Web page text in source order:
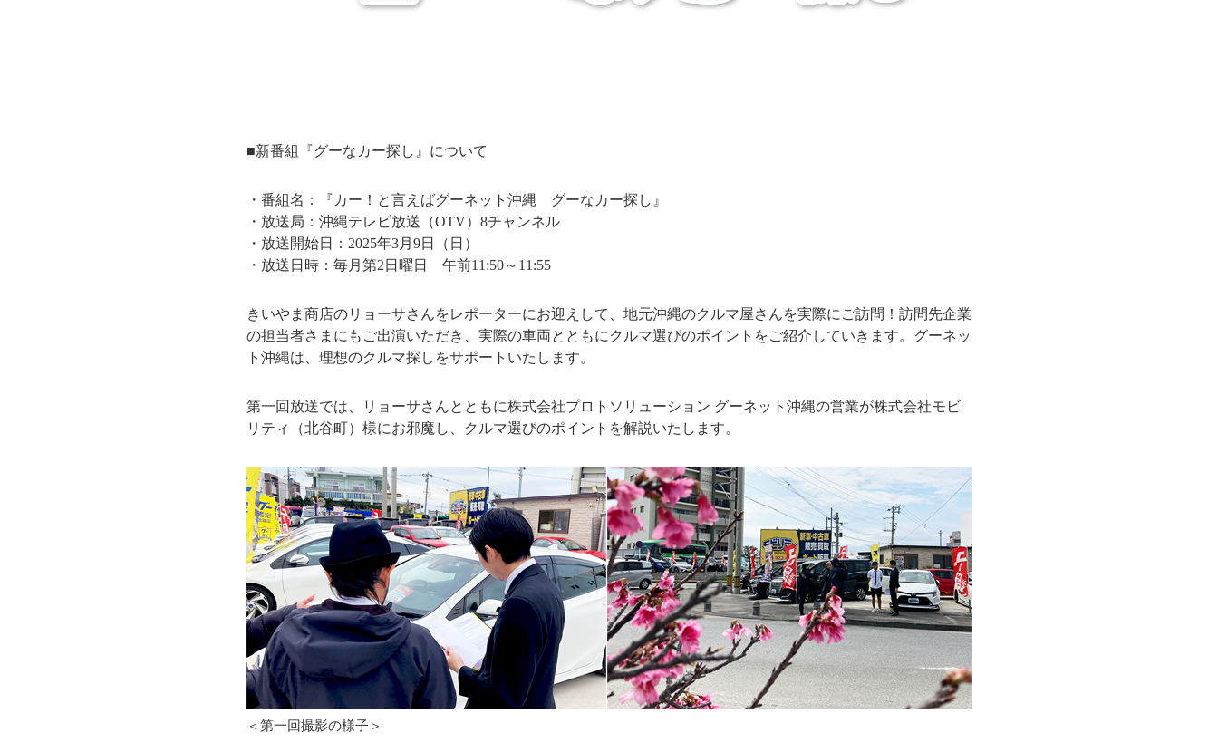
■新番組『グーなカー探し』について
・番組名：『カー！と言えばグーネット沖縄 グーなカー探し』
・放送局：沖縄テレビ放送（OTV）8チャンネル
・放送開始日：2025年3月9日（日）
・放送日時：毎月第2日曜日 午前11:50～11:55
きいやま商店のリョーサさんをレポーターにお迎えして、地元沖縄のクルマ屋さんを実際にご訪問！訪問先企業
の担当者さまにもご出演いただき、実際の車両とともにクルマ選びのポイントをご紹介していきます。グーネッ
ト沖縄は、理想のクルマ探しをサポートいたします。
第一回放送では、リョーサさんとともに株式会社プロトソリューション グーネット沖縄の営業が株式会社モビ
リティ（北谷町）様にお邪魔し、クルマ選びのポイントを解説いたします。
＜第一回撮影の様子＞